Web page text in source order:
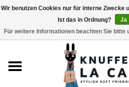
Wir benutzen Cookies nur für interne Zwecke
Ist das in Ordnung?
Ja
Für weitere Informationen beachten Sie